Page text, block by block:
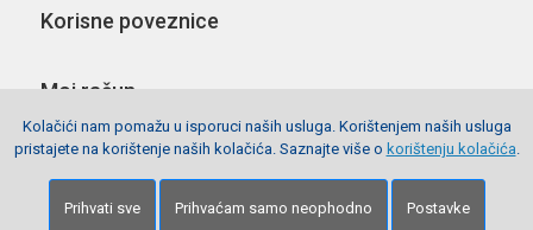
Korisne poveznice
Moj račun
Pratite nas
Kolačići nam pomažu u isporuci naših usluga. Korištenjem naših usluga
pristajete na korištenje naših kolačića. Saznajte više o korištenju kolačića.
Prihvati sve Prihvaćam samo neophodno Postavke